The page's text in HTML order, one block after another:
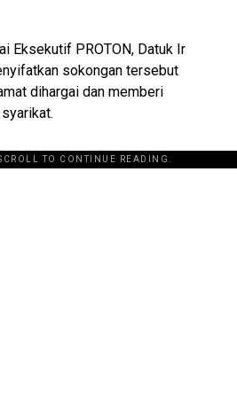
Eksekutif PROTON, Datuk Ir
sokongan tersebut
dihargai dan memberi
TO CONTINUE READING.